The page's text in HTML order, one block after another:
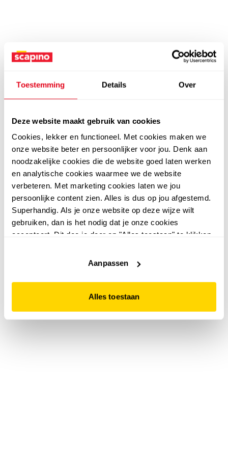
Toestemming Details Over
Deze website maakt gebruik van cookies
Cookies, lekker en functioneel. Met cookies maken we
onze website beter en persoonlijker voor jou. Denk aan
noodzakelijke cookies die de website goed laten werken
en analytische cookies waarmee we de website
verbeteren. Met marketing cookies laten we jou
persoonlijke content zien. Alles is dus op jou afgestemd.
Superhandig. Als je onze website op deze wijze wilt
gebruiken, dan is het nodig dat je onze cookies
accepteert. Dit doe je door op "Alles toestaan" te klikken.
website niet optimaal functioneert.
Aanpassen
Alles toestaan